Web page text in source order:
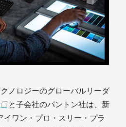
ノロジーのグローバルリーダ
と子会社のパントン社は、新
イワン・プロ・スリー・プラ